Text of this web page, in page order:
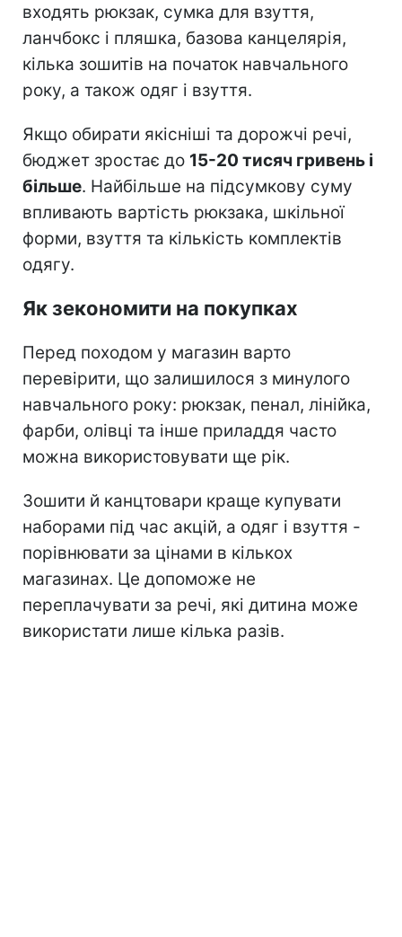
входять рюкзак, сумка для взуття,
ланчбокс і пляшка, базова канцелярія,
кілька зошитів на початок навчального
року, а також одяг і взуття.
Якщо обирати якісніші та дорожчі речі,
бюджет зростає до 15-20 тисяч гривень і
більше. Найбільше на підсумкову суму
впливають вартість рюкзака, шкільної
форми, взуття та кількість комплектів
одягу.
Як зекономити на покупках
Перед походом у магазин варто
перевірити, що залишилося з минулого
навчального року: рюкзак, пенал, лінійка,
фарби, олівці та інше приладдя часто
можна використовувати ще рік.
Зошити й канцтовари краще купувати
наборами під час акцій, а одяг і взуття -
порівнювати за цінами в кількох
магазинах. Це допоможе не
переплачувати за речі, які дитина може
використати лише кілька разів.